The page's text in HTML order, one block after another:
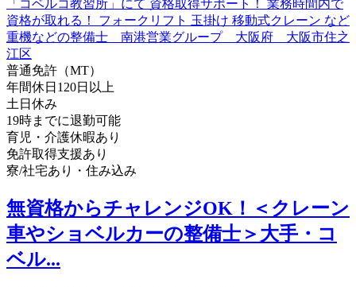
普通免許（MT）
年間休日120日以上
土日休み
19時までに退勤可能
育児・介護休暇あり
免許取得支援あり
寮/社宅あり・住み込み
無資格からチャレンジOK！＜クレーン
車やショベルカーの整備士＞大手・コ
ベル...